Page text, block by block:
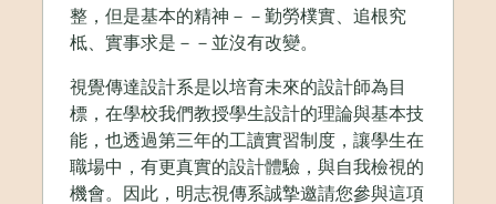
整，但是基本的精神－－勤勞樸實、追根究
柢、實事求是－－並沒有改變。
視覺傳達設計系是以培育未來的設計師為目
標，在學校我們教授學生設計的理論與基本技
能，也透過第三年的工讀實習制度，讓學生在
職場中，有更真實的設計體驗，與自我檢視的
機會。因此，明志視傳系誠摯邀請您參與這項